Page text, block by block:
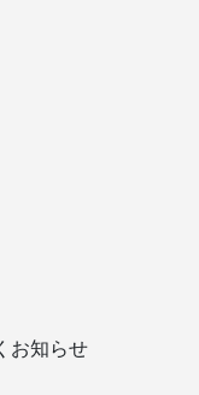
お知らせ